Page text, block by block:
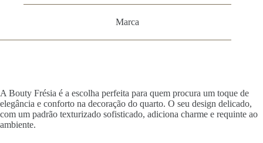
Marca
A Bouty Frésia é a escolha perfeita para quem procura um toque de
elegância e conforto na decoração do quarto. O seu design delicado,
com um padrão texturizado sofisticado, adiciona charme e requinte ao
ambiente.